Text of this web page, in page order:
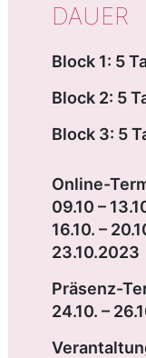
DAUER
Block 1: 5
Block 2: 5
Block 3: 5
Online-
09.10 –
16.10. –
23.10.2023
Präsenz-
24.10. –